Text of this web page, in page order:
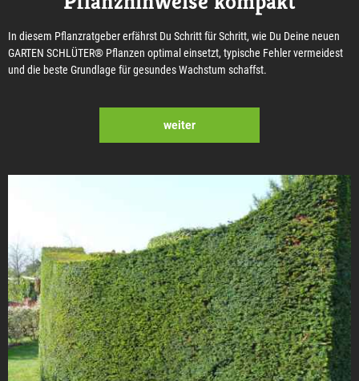
In diesem Pflanzratgeber erfährst Du Schritt für Schritt, wie Du Deine neuen
GARTEN SCHLÜTER® Pflanzen optimal einsetzt, typische Fehler vermeidest
und die beste Grundlage für gesundes Wachstum schaffst.
weiter